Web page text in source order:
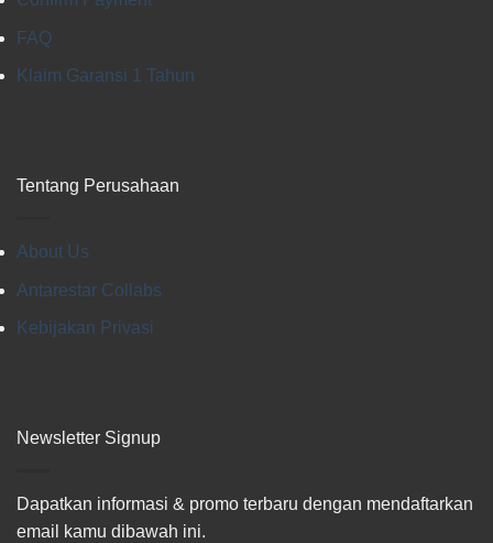
FAQ
Klaim Garansi 1 Tahun
Tentang Perusahaan
About Us
Antarestar Collabs
Kebijakan Privasi
Newsletter Signup
Dapatkan informasi & promo terbaru dengan mendaftarkan
email kamu dibawah ini.